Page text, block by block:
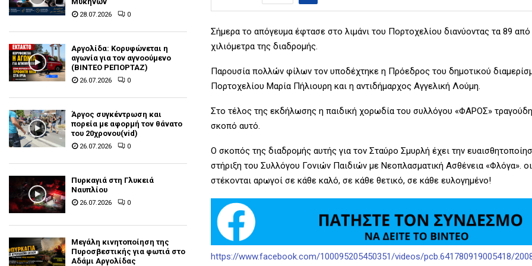
Σήμερα το απόγευμα έφτασε στο λιμάνι του Πορτοχελίου διανύοντας τα 89 από
χιλιόμετρα της διαδρομής.
Παρουσία πολλών φίλων τον υποδέχτηκε η Πρόεδρος του δημοτικού
Πορτοχελίου Μαρία Πήλιουρη και η αντιδήμαρχος Αγγελική Λούμη.
Στο τέλος της εκδήλωσης η παιδική χορωδία του συλλόγου «ΦΑΡΟΣ»
σκοπό αυτό.
Ο σκοπός της διαδρομής αυτής για τον Σταύρο Σμυρλή έχει την
στήριξη του Συλλόγου Γονιών Παιδιών με Νεοπλασματική Ασθένεια «Φλόγα». οι
στέκονται αρωγοί σε κάθε καλό, σε κάθε θετικό, σε κάθε ευλογημένο!
https://www.facebook.com/100095205450351/videos/pcb.641780919005418/
28.07.2026 0
Αργολίδα: Κορυφώνεται η
αγωνία για τον αγνοούμενο
(ΒΙΝΤΕΟ ΡΕΠΟΡΤΑΖ)
26.07.2026 0
Άργος συγκέντρωση και
πορεία με αφορμή τον θάνατο
του 20χρονου(vid)
26.07.2026 0
Πυρκαγιά στη Γλυκειά
Ναυπλίου
26.07.2026 0
Μεγάλη κινητοποίηση της
Πυροσβεστικής για φωτιά στο
Αδάμι Αργολίδας